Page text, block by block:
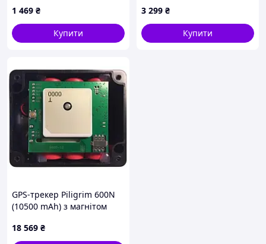
1 469 ₴
Купити
3 299 ₴
Купити
GPS-трекер Piligrim 600N
(10500 mAh) з магнітом
18 569 ₴